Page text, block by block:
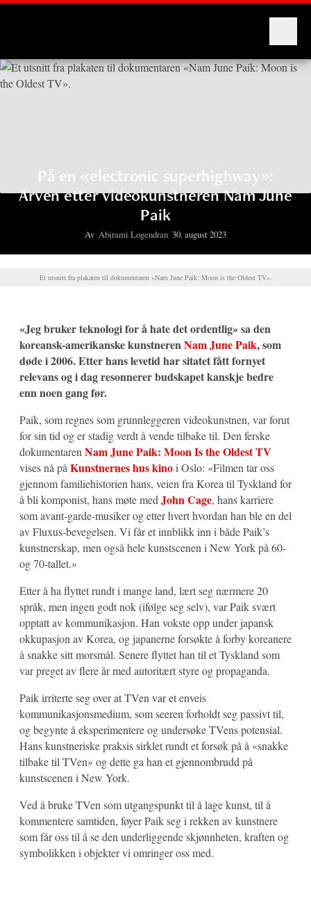
På en «electronic superhighway»:
Arven etter videokunstneren Nam June
Paik
Av Abirami Logendran 30. august 2023
Et utsnitt fra plakaten til dokumentaren «Nam June Paik: Moon is the Oldest TV».
«Jeg bruker teknologi for å hate det ordentlig» sa den
koreansk-amerikanske kunstnerenNam June Paik, som
døde i 2006. Etter hans levetid har sitatet fått fornyet
relevans og i dag resonnerer budskapet kanskje bedre
enn noen gang før.
Paik, som regnes som grunnleggeren videokunstnen, var forut
for sin tid og er stadig verdt å vende tilbake til. Den ferske
dokumentaren Nam June Paik: Moon Is the Oldest TV
vises nå på Kunstnernes hus kinoi Oslo: «Filmen tar oss
gjennom familiehistorien hans, veien fra Korea til Tyskland for
å bli komponist, hans møte med John Cage, hans karriere
som avant-garde-musiker og etter hvert hvordan han ble en del
av Fluxus-bevegelsen. Vi får et innblikk inn i både Paik’s
kunstnerskap, men også hele kunstscenen i New York på 60-
og 70-tallet.»
Etter å ha flyttet rundt i mange land, lært seg nærmere 20
språk, men ingen godt nok (ifølge seg selv), var Paik svært
opptatt av kommunikasjon. Han vokste opp under japansk
okkupasjon av Korea, og japanerne forsøkte å forby koreanere
å snakke sitt morsmål. Senere flyttet han til et Tyskland som
var preget av flere år med autoritært styre og propaganda.
Paik irriterte seg over at TVen var et enveis
kommunikasjonsmedium, som seeren forholdt seg passivt til,
og begynte å eksperimentere og undersøke TVens potensial.
Hans kunstneriske praksis sirklet rundt et forsøk på å «snakke
tilbake til TVen» og dette ga han et gjennombrudd på
kunstscenen i New York.
Ved å bruke TVen som utgangspunkt til å lage kunst, til å
kommentere samtiden, føyer Paik seg i rekken av kunstnere
som får oss til å se den underliggende skjønnheten, kraften og
symbolikken i objekter vi omringer oss med.